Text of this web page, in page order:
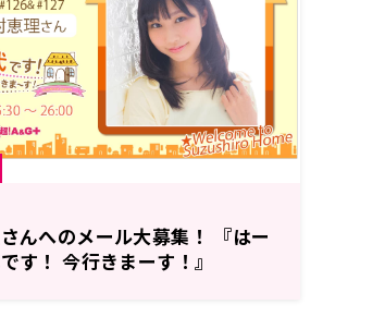
んへのメール大募集！ 『はー
す！ 今行きまーす！』